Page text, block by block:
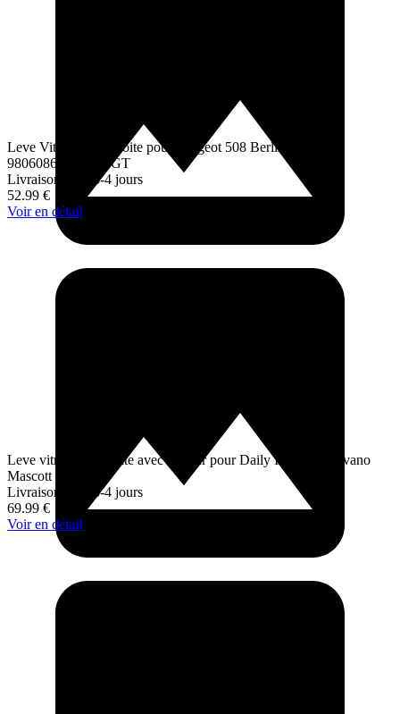
Leve Vitre Avant Droite pour Peugeot 508 Berline et SW
9806086880 9222GT
Livraison sous 3-4 jours
52.99 €
Voir en détail
Leve vitre avant droite avec moteur pour Daily Interstar Movano
Mascott Master
Livraison sous 3-4 jours
69.99 €
Voir en détail